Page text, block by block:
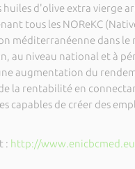
d'olive extra vierge
tous les NOReKC
méditerranéenne dans le
au niveau national et à
augmentation du
la rentabilité en
capables de créer des
: http://